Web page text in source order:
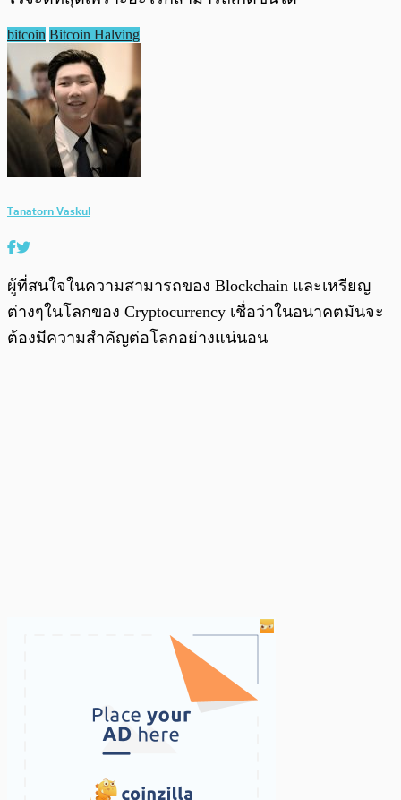
bitcoin Bitcoin Halving
Tanatorn Vaskul
ผู้ที่สนใจในความสามารถของ Blockchain และเหรียญ
ต่างๆในโลกของ Cryptocurrency เชื่อว่าในอนาคตมันจะ
ต้องมีความสำคัญต่อโลกอย่างแน่นอน